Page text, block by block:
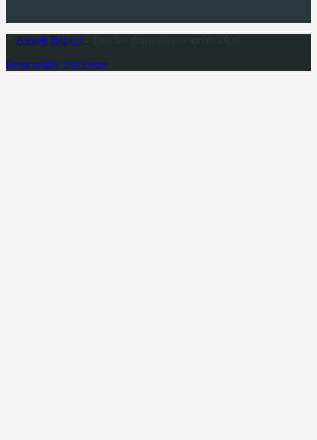
Airsoft Bazaar- Tous les droits sont réservés 2026
Responsible disclosure